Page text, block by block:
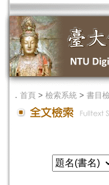
． 首頁 > 檢索系統 > 書目